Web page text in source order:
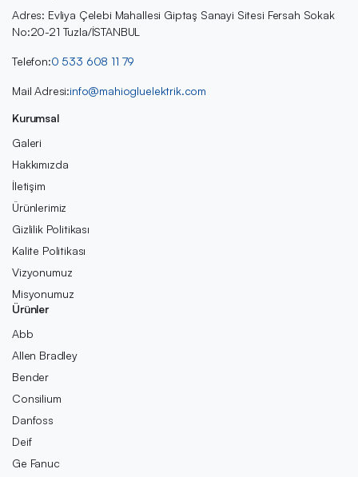
Adres: Evliya Çelebi Mahallesi Giptaş Sanayi Sitesi Fersah Sokak
No:20-21 Tuzla/İSTANBUL
Telefon:0 533 608 11 79
Mail Adresi:info@mahiogluelektrik.com
Kurumsal
Galeri
Hakkımızda
İletişim
Ürünlerimiz
Gizlilik Politikası
Kalite Politikası
Vizyonumuz
Misyonumuz
Ürünler
Abb
Allen Bradley
Bender
Consilium
Danfoss
Deif
Ge Fanuc